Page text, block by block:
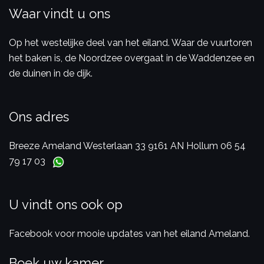
Waar vindt u ons
Op het westelijke deel van het eiland. Waar de vuurtoren
het baken is, de Noordzee overgaat in de Waddenzee en
de duinen in de dijk.
Ons adres
Breeze AmelandWesterlaan 33 9161 AN Hollum 06 54
79 17 03
U vindt ons ook op
Facebook voor mooie updates van het eiland Ameland.